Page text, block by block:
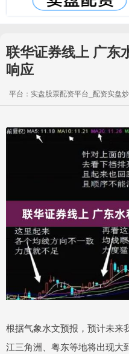
联华证券线上 广
响应
平台：实盘股票配资平台_配资实盘
根据气象水文预报，预计未来
江三角洲、粤东等地将出现大